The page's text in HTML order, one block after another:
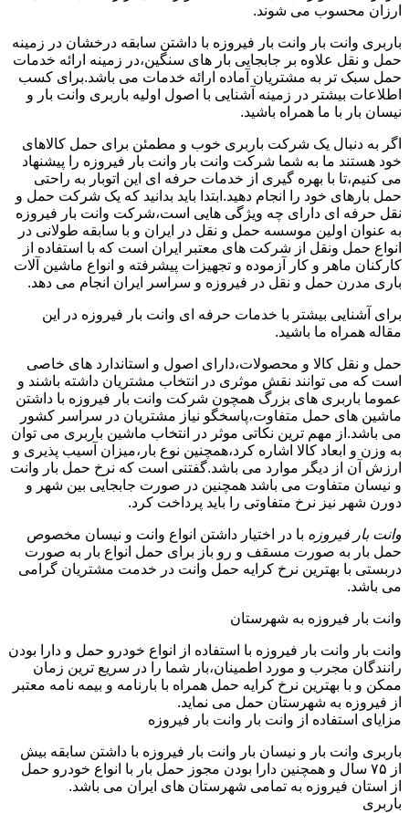
ارزان محسوب می شوند.
باربری وانت بار وانت بار فیروزه با داشتن سابقه درخشان در زمینه
حمل و نقل علاوه بر جابجایی بار های سنگین،در زمینه ارائه خدمات
حمل سبک تر به مشتریان آماده ارائه خدمات می باشد.برای کسب
اطلاعات بیشتر در زمینه آشنایی با اصول اولیه باربری وانت بار و
نیسان بار با ما همراه باشید.
اگر به دنبال یک شرکت باربری خوب و مطمئن برای حمل کالاهای
خود هستند ما به شما شرکت وانت بار وانت بار فیروزه را پیشنهاد
می کنیم،تا با بهره گیری از خدمات حرفه ای این اتوبار به راحتی
حمل بارهای خود را انجام دهید.ابتدا باید بدانید که یک شرکت حمل و
نقل حرفه ای دارای چه ویژگی هایی است،شرکت وانت بار فیروزه
به عنوان اولین موسسه حمل و نقل در ایران و با سابقه طولانی در
انواع حمل ونقل از شرکت های معتبر ایران است که با استفاده از
کارکنان ماهر و کار آزموده و تجهیزات پیشرفته و انواع ماشین آلات
باری مدرن حمل و نقل در فیروزه و سراسر ایران انجام می دهد.
برای آشنایی بیشتر با خدمات حرفه ای وانت بار فیروزه در این
مقاله همراه ما باشید.
حمل و نقل کالا و محصولات،دارای اصول و استاندارد های خاصی
است که می توانند نقش موثری در انتخاب مشتریان داشته باشند و
عموما باربری های بزرگ همچون شرکت وانت بار فیروزه با داشتن
ماشین های حمل متفاوت،پاسخگو نیاز مشتریان در سراسر کشور
می باشد.از مهم ترین نکاتی موثر در انتخاب ماشین باربری می توان
به وزن و ابعاد کالا اشاره کرد،همچنین نوع بار،میزان آسیب پذیری و
ارزش آن از دیگر موارد می باشد.گفتنی است که نرخ حمل بار وانت
و نیسان متفاوت می باشد همچنین در صورت جابجایی بین شهر و
دورن شهر نیز نرخ متفاوتی را باید پرداخت کرد.
وانت بار فیروزه با در اختیار داشتن انواع وانت و نیسان مخصوص
حمل بار به صورت مسقف و رو باز برای حمل انواع بار به صورت
دربستی با بهترین نرخ کرایه حمل وانت در خدمت مشتریان گرامی
می باشد.
وانت بار فیروزه به شهرستان
وانت بار وانت بار فیروزه با استفاده از انواع خودرو حمل و دارا بودن
رانندگان مجرب و مورد اطمینان،بار شما را در سریع ترین زمان
ممکن و با بهترین نرخ کرایه حمل همراه با بارنامه و بیمه نامه معتبر
از فیروزه به شهرستان حمل می نماید.
مزایای استفاده از وانت بار وانت بار فیروزه
باربری وانت بار و نیسان بار وانت بار فیروزه با داشتن سابقه بیش
از ۷۵ سال و همچنین دارا بودن مجوز حمل بار با انواع خودرو حمل
از استان فیروزه به تمامی شهرستان های ایران می باشد.
باربری